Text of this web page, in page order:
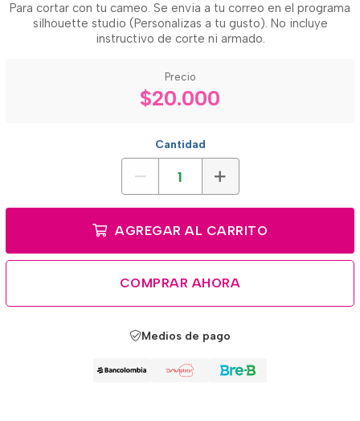
Para cortar con tu cameo. Se envia a tu correo en el programa
silhouette studio (Personalizas a tu gusto). No incluye
instructivo de corte ni armado.
Precio
$20.000
Cantidad
AGREGAR AL CARRITO
COMPRAR AHORA
Medios de pago